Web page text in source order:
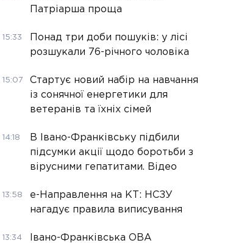
Патріарша проща
15:33
Понад три доби пошуків: у лісі
розшукали 76-річного чоловіка
15:07
Стартує новий набір на навчання
із сонячної енергетики для
ветеранів та їхніх сімей
14:18
В Івано-Франківську підбили
підсумки акції щодо боротьби з
вірусними гепатитами. Відео
13:58
е-Направлення на КТ: НСЗУ
нагадує правила виписування
13:34
Івано-Франківська ОВА